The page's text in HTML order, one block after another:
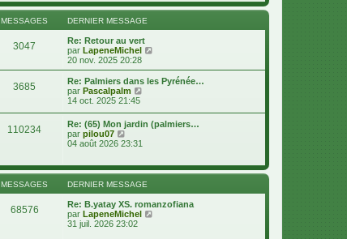
e
r
n
e
r
m
s
s
a
g
e
r
l
d
e
r
n
e
r
m
e
s
s
a
e
MESSAGES DERNIER MESSAGE
3047
Re: Retour au vert
par LapeneMichel
i
r
r
r
m
s
s
20 nov. 2025 20:28
3685
Re: Palmiers dans les Pyrénée…
par Pascalpalm
l
r
n
i
e
r
m
14 oct. 2025 21:45
110234
Re: (65) Mon jardin (palmiers…
par pilou07
o
l
e
e
r
n
i
04 août 2026 23:31
MESSAGES DERNIER MESSAGE
68576
Re: B.yatay XS. romanzofiana
par LapeneMichel
31 juil. 2026 23:02